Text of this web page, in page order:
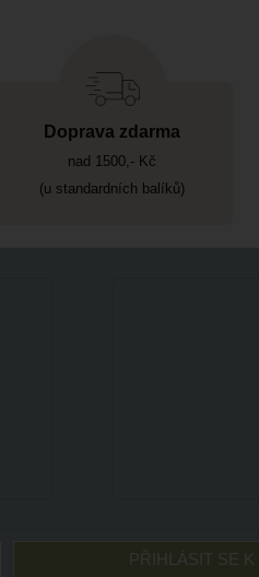
Doprava zdarma
nad 1500,- Kč
(u standardních balíků)